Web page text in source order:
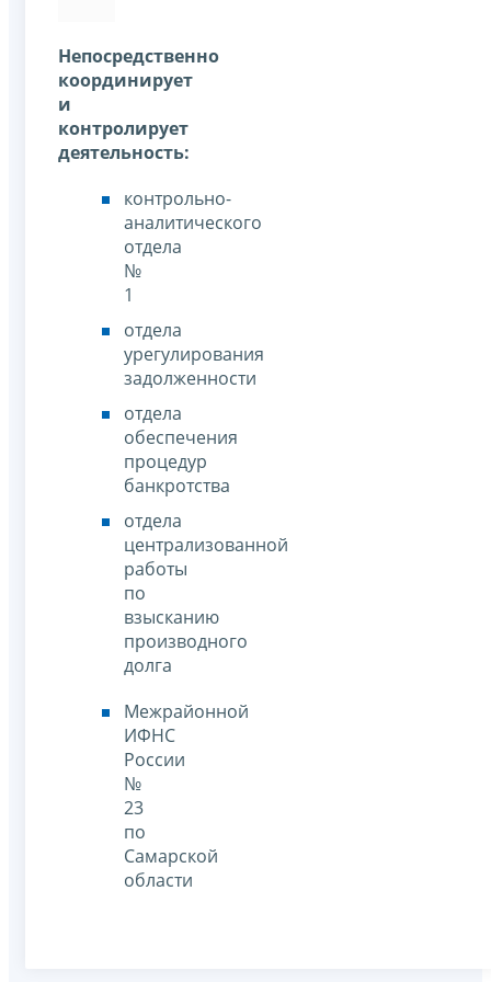
Непосредственно
координирует
и
контролирует
деятельность:
контрольно-
аналитического
отдела
№
1
отдела
урегулирования
задолженности
отдела
обеспечения
процедур
банкротства
отдела
централизованной
работы
по
взысканию
производного
долга
Межрайонной
ИФНС
России
№
23
по
Самарской
области